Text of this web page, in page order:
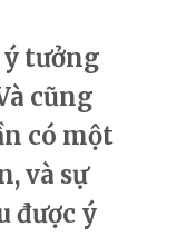
tưởng
cũng
có một
và sự
được ý